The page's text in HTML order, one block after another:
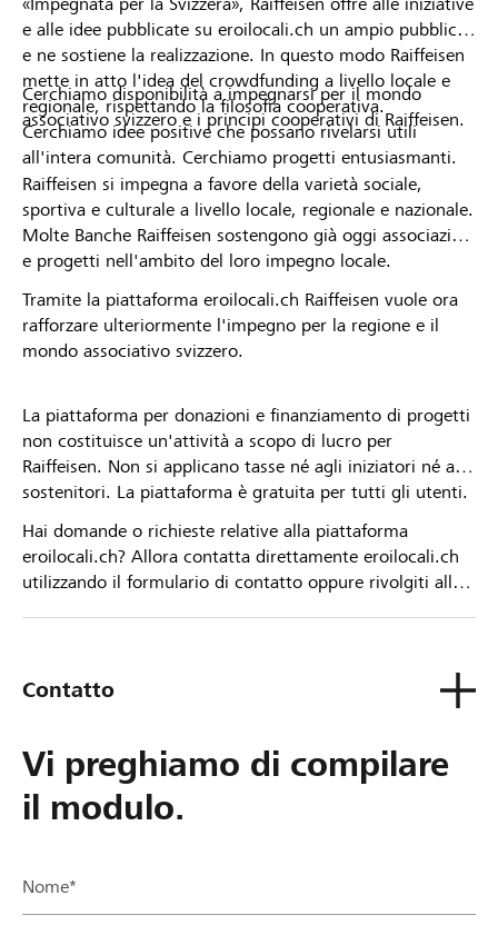
e alle idee pubblicate su eroilocali.ch un ampio pubblico
e ne sostiene la realizzazione. In questo modo Raiffeisen
mette in atto l'idea del crowdfunding a livello locale e
regionale, rispettando la filosofia cooperativa.
Cerchiamo idee positive che possano rivelarsi utili
all'intera comunità. Cerchiamo progetti entusiasmanti.
Cerchiamo disponibilità a impegnarsi per il mondo
associativo svizzero e i principi cooperativi di Raiffeisen.
Raiffeisen si impegna a favore della varietà sociale,
sportiva e culturale a livello locale, regionale e nazionale.
Molte Banche Raiffeisen sostengono già oggi associazioni
e progetti nell'ambito del loro impegno locale.
Tramite la piattaforma eroilocali.ch Raiffeisen vuole ora
rafforzare ulteriormente l'impegno per la regione e il
mondo associativo svizzero.
La piattaforma per donazioni e finanziamento di progetti
non costituisce un'attività a scopo di lucro per
Raiffeisen. Non si applicano tasse né agli iniziatori né ai
sostenitori. La piattaforma è gratuita per tutti gli utenti.
Hai domande o richieste relative alla piattaforma
eroilocali.ch? Allora contatta direttamente eroilocali.ch
utilizzando il formulario di contatto oppure rivolgiti alla
Contatto
Vi preghiamo di compilare
il modulo.
Nome*